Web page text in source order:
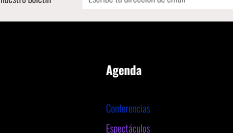
Agenda
Conferencias
Espectáculos